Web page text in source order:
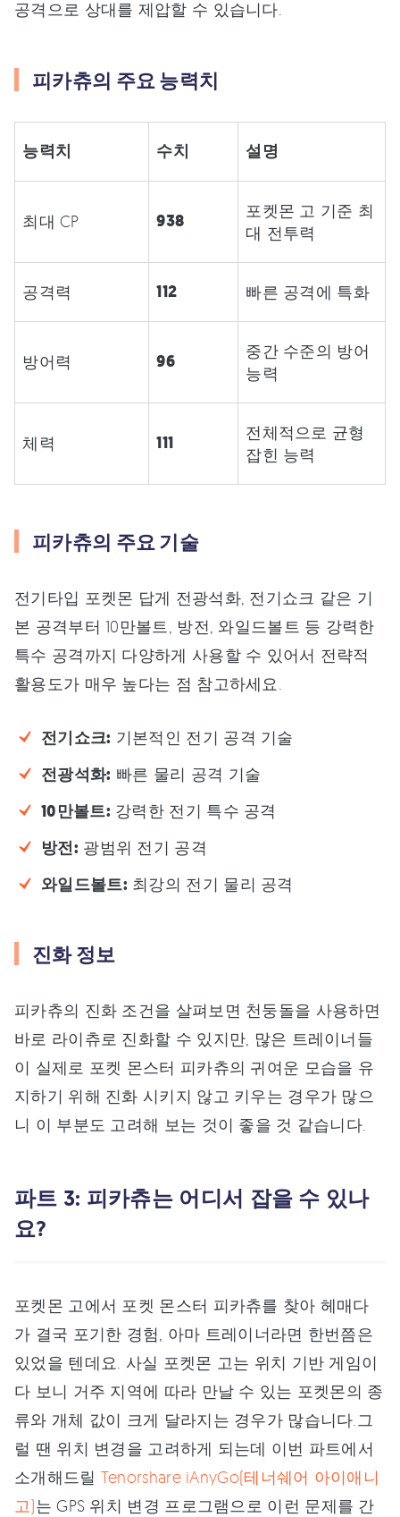
공격으로 상대를 제압할 수 있습니다.
피카츄의 주요 능력치
능력치 수치 설명
최대 CP 938
포켓몬 고 기준 최
대 전투력
공격력 112 빠른 공격에 특화
방어력 96
중간 수준의 방어
능력
체력 111
전체적으로 균형
잡힌 능력
피카츄의 주요 기술
전기타입 포켓몬 답게 전광석화, 전기쇼크 같은 기
본 공격부터 10만볼트, 방전, 와일드볼트 등 강력한
특수 공격까지 다양하게 사용할 수 있어서 전략적
활용도가 매우 높다는 점 참고하세요.
전기쇼크: 기본적인 전기 공격 기술
전광석화: 빠른 물리 공격 기술
10만볼트: 강력한 전기 특수 공격
방전: 광범위 전기 공격
와일드볼트: 최강의 전기 물리 공격
진화 정보
피카츄의 진화 조건을 살펴보면 천둥돌을 사용하면
바로 라이츄로 진화할 수 있지만, 많은 트레이너들
이 실제로 포켓 몬스터 피카츄의 귀여운 모습을 유
지하기 위해 진화 시키지 않고 키우는 경우가 많으
니 이 부분도 고려해 보는 것이 좋을 것 같습니다.
파트 3: 피카츄는 어디서 잡을 수 있나
요?
포켓몬 고에서 포켓 몬스터 피카츄를 찾아 헤매다
가 결국 포기한 경험, 아마 트레이너라면 한번쯤은
있었을 텐데요. 사실 포켓몬 고는 위치 기반 게임이
다 보니 거주 지역에 따라 만날 수 있는 포켓몬의 종
류와 개체 값이 크게 달라지는 경우가 많습니다.그
럴 땐 위치 변경을 고려하게 되는데 이번 파트에서
소개해드릴 Tenorshare iAnyGo(테너쉐어 아이애니
고)는 GPS 위치 변경 프로그램으로 이런 문제를 간